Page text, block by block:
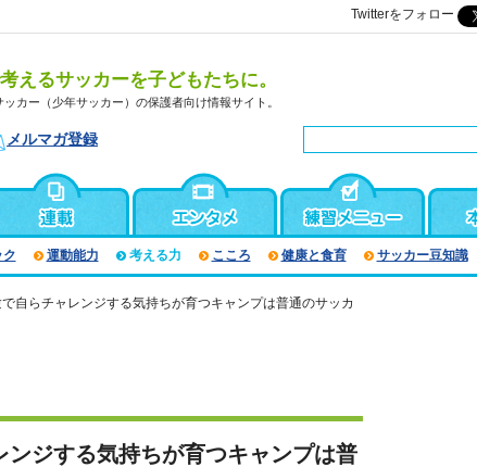
Twitterをフォロー
えるサッカーを子どもたちに。
ッカー（少年サッカー）の保護者向け情報サイト。
メルマガ登録
ク 運動能力 考える力 こころ 健康と食育 サッカー豆知識
自らチャレンジする気持ちが育つキャンプは普通のサッカ
ジする気持ちが育つキャンプは普